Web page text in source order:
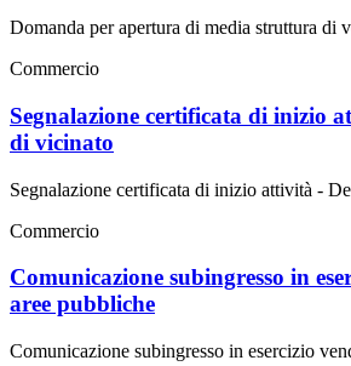
Domanda per apertura di media struttura di
Commercio
Segnalazione certificata di inizio
di vicinato
Segnalazione certificata di inizio attività -
Commercio
Comunicazione subingresso in
aree pubbliche
Comunicazione subingresso in esercizio